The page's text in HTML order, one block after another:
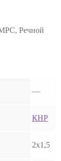
Речной
—
КНР
2х1,5